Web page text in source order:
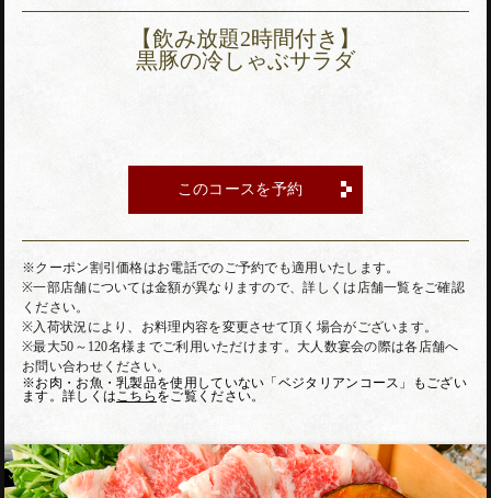
【飲み放題2時間付き】
黒豚の冷しゃぶサラダ
このコースを予約
※クーポン割引価格はお電話でのご予約でも適用いたします。
※一部店舗については金額が異なりますので、詳しくは店舗一覧をご確認
ください。
※入荷状況により、お料理内容を変更させて頂く場合がございます。
※最大50～120名様までご利用いただけます。大人数宴会の際は各店舗へ
お問い合わせください。
※お肉・お魚・乳製品を使用していない「ベジタリアンコース」もござい
ます。詳しくはこちら をご覧ください。